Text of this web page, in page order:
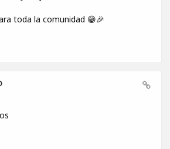
toda la comunidad 😁🎉